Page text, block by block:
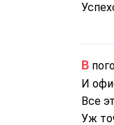
В
И
Все
Уж